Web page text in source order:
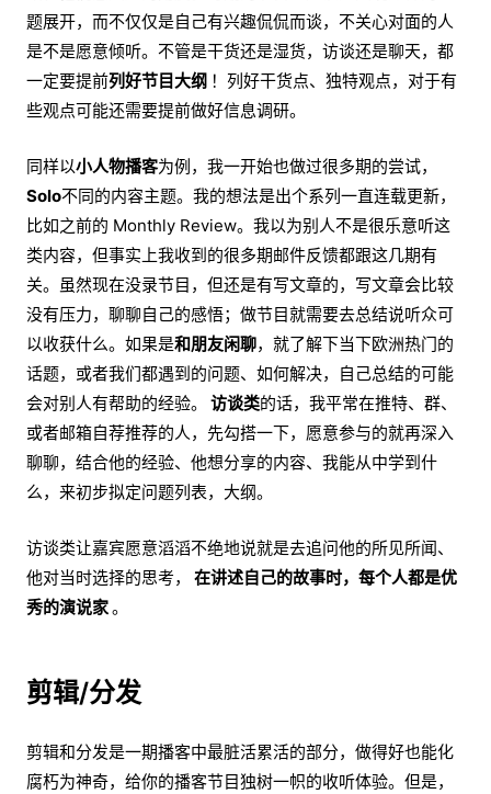
题展开，而不仅仅是自己有兴趣侃侃而谈，不关心对面的人
是不是愿意倾听。不管是干货还是湿货，访谈还是聊天，都
一定要提前列好节目大纲 ！列好干货点、独特观点，对于有
些观点可能还需要提前做好信息调研。
同样以小人物播客为例，我一开始也做过很多期的尝试，
Solo不同的内容主题。我的想法是出个系列一直连载更新，
比如之前的 Monthly Review。我以为别人不是很乐意听这
类内容，但事实上我收到的很多期邮件反馈都跟这几期有
关。虽然现在没录节目，但还是有写文章的，写文章会比较
没有压力，聊聊自己的感悟；做节目就需要去总结说听众可
以收获什么。如果是和朋友闲聊，就了解下当下欧洲热门的
话题，或者我们都遇到的问题、如何解决，自己总结的可能
会对别人有帮助的经验。
访谈类的话，我平常在推特、群、
或者邮箱自荐推荐的人，先勾搭一下，愿意参与的就再深入
聊聊，结合他的经验、他想分享的内容、我能从中学到什
么，来初步拟定问题列表，大纲。
访谈类让嘉宾愿意滔滔不绝地说就是去追问他的所见所闻、
他对当时选择的思考，
在讲述自己的故事时，每个人都是优
秀的演说家。
剪辑/分发
剪辑和分发是一期播客中最脏活累活的部分，做得好也能化
腐朽为神奇，给你的播客节目独树一帜的收听体验。但是，